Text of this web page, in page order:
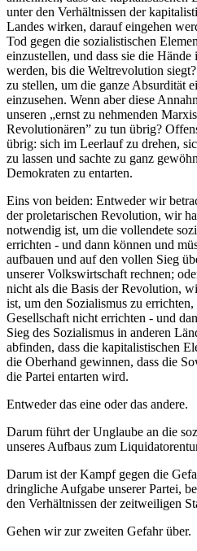
unter den Verhältnissen der
Landes wirken, darauf eingehen
Tod gegen die sozialistischen
einzustellen, und dass sie die
werden, bis die Weltrevolution
zu stellen, um die ganze Absurdität
einzusehen. Wenn aber diese
unseren „ernst zu nehmenden
Revolutionären” zu tun übrig?
übrig: sich im Leerlauf zu drehen,
zu lassen und sachte zu ganz
Demokraten zu entarten.
Eins von beiden: Entweder wir
der proletarischen Revolution, wir
notwendig ist, um die vollendete
errichten - und dann können und
aufbauen und auf den vollen Sieg
unserer Volkswirtschaft rechnen;
nicht als die Basis der Revolution,
ist, um den Sozialismus zu
Gesellschaft nicht errichten - und
Sieg des Sozialismus in anderen
abfinden, dass die kapitalistischen
die Oberhand gewinnen, dass die
die Partei entarten wird.
Entweder das eine oder das andere.
Darum führt der Unglaube an die
unseres Aufbaus zum
Darum ist der Kampf gegen die
dringliche Aufgabe unserer Partei,
den Verhältnissen der zeitweiligen
Gehen wir zur zweiten Gefahr über.